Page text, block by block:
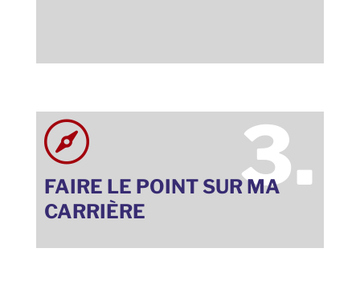

FAIRE LE POINT SUR MA
CARRIÈRE
3.